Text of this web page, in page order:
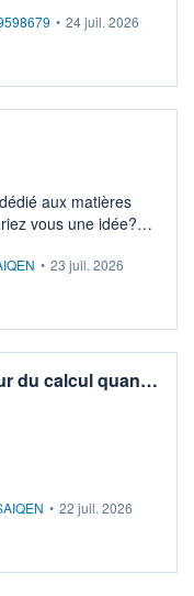
...
• 24 juil. 2026
aux matières
vous une idée?
• 23 juil. 2026
du calcul quan…
au PEA.
• 22 juil. 2026